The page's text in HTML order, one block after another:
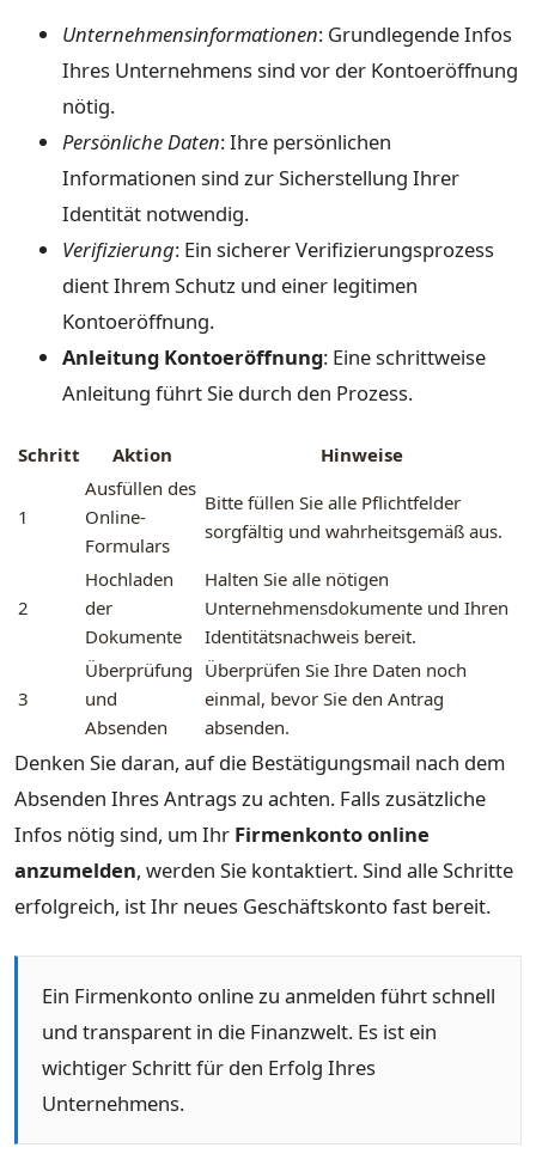
Unternehmensinformationen: Grundlegende Infos
Ihres Unternehmens sind vor der Kontoeröffnung
nötig.
Persönliche Daten: Ihre persönlichen
Informationen sind zur Sicherstellung Ihrer
Identität notwendig.
Verifizierung: Ein sicherer Verifizierungsprozess
dient Ihrem Schutz und einer legitimen
Kontoeröffnung.
Anleitung Kontoeröffnung: Eine schrittweise
Anleitung führt Sie durch den Prozess.
Schritt Aktion Hinweise
1
Ausfüllen des
Online-
Formulars
Bitte füllen Sie alle Pflichtfelder
sorgfältig und wahrheitsgemäß aus.
2
Hochladen
der
Dokumente
Halten Sie alle nötigen
Unternehmensdokumente und Ihren
Identitätsnachweis bereit.
3
Überprüfung
und
Absenden
Überprüfen Sie Ihre Daten noch
einmal, bevor Sie den Antrag
absenden.
Denken Sie daran, auf die Bestätigungsmail nach dem
Absenden Ihres Antrags zu achten. Falls zusätzliche
Infos nötig sind, um Ihr Firmenkonto online
anzumelden, werden Sie kontaktiert. Sind alle Schritte
erfolgreich, ist Ihr neues Geschäftskonto fast bereit.
Ein Firmenkonto online zu anmelden führt schnell
und transparent in die Finanzwelt. Es ist ein
wichtiger Schritt für den Erfolg Ihres
Unternehmens.